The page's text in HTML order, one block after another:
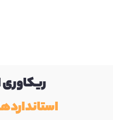
ریکاوری